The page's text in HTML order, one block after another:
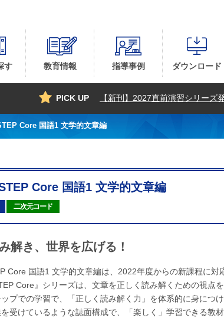
す 教育情報 指導事例 ダウンロード
PICK UP 【新刊】2027直前演習シリーズ
Core 国語1 文学的文章編
Core 国語1 文学的文章編
二次元コード
解き、世界を広げる！
Core 国語1 文学的文章編は、2022年度からの新課程に対
Core』シリーズは、文章を正しく読み解くための視点
プでの学習で、「正しく読み解く力」を体系的に身につけ
受けているような誌面構成で、「楽しく」学習できる教材